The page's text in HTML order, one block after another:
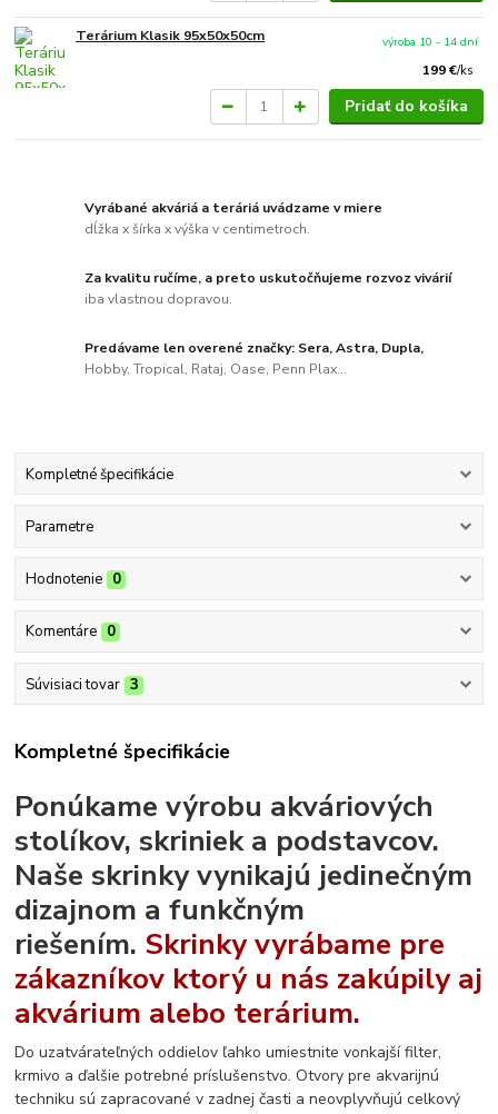
Terárium Klasik 95x50x50cm
199 €/ks
výroba 10 - 14 dní
Pridať do košíka
Vyrábané akváriá a teráriá uvádzame v miere
dĺžka x šírka x výška v centimetroch.
Za kvalitu ručíme, a preto uskutočňujeme rozvoz vivárií
iba vlastnou dopravou.
Predávame len overené značky: Sera, Astra, Dupla,
Hobby, Tropical, Rataj, Oase, Penn Plax...
Kompletné špecifikácie
Parametre
Hodnotenie 0
Komentáre 0
Súvisiaci tovar 3
Kompletné špecifikácie
Ponúkame výrobu akváriových
stolíkov, skriniek a podstavcov.
Naše skrinky vynikajú jedinečným
dizajnom a funkčným
riešením. Skrinky vyrábame pre
zákazníkov ktorý u nás zakúpily aj
akvárium alebo terárium.
Do uzatvárateľných oddielov ľahko umiestnite vonkajší filter,
krmivo a ďalšie potrebné príslušenstvo. Otvory pre akvarijnú
techniku sú zapracované v zadnej časti a neovplyvňujú celkový